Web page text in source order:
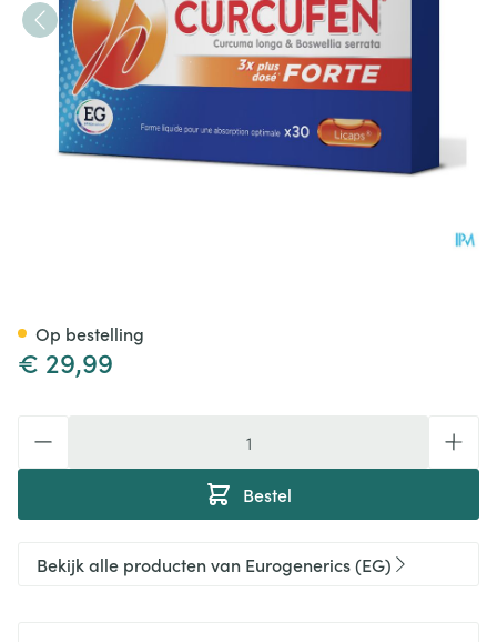
€ 29,99
Bestel
Op bestelling
Bekijk alle producten van Eurogenerics (EG)